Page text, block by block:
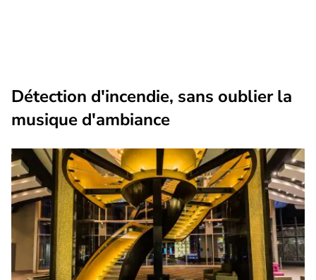
Détection d'incendie, sans oublier la
musique d'ambiance